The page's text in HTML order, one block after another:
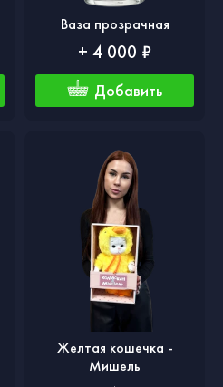
Ваза прозрачная
+ 4 000 ₽
Добавить
Желтая кошечка -
Мишель